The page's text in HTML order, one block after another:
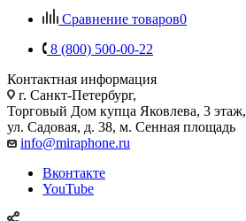
Сравнение товаров0
8 (800) 500-00-22
Контактная информация
г. Санкт-Петербург,
Торговый Дом купца Яковлева, 3 этаж,
ул. Садовая, д. 38, м. Сенная площадь
info@miraphone.ru
Вконтакте
YouTube